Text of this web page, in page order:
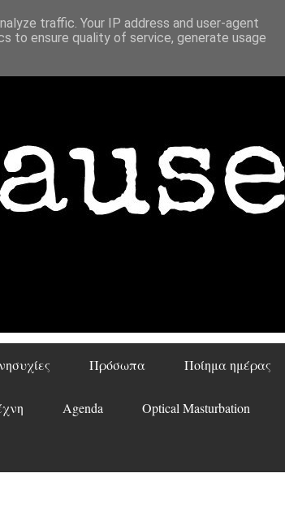
Πρόσωπα Ποίημα ημέρας
Agenda Optical Masturbation
traffic. Your IP address and user-agent
to ensure quality of service, generate usage